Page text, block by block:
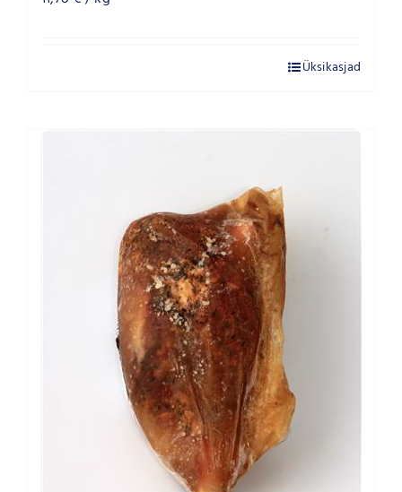
Üksikasjad